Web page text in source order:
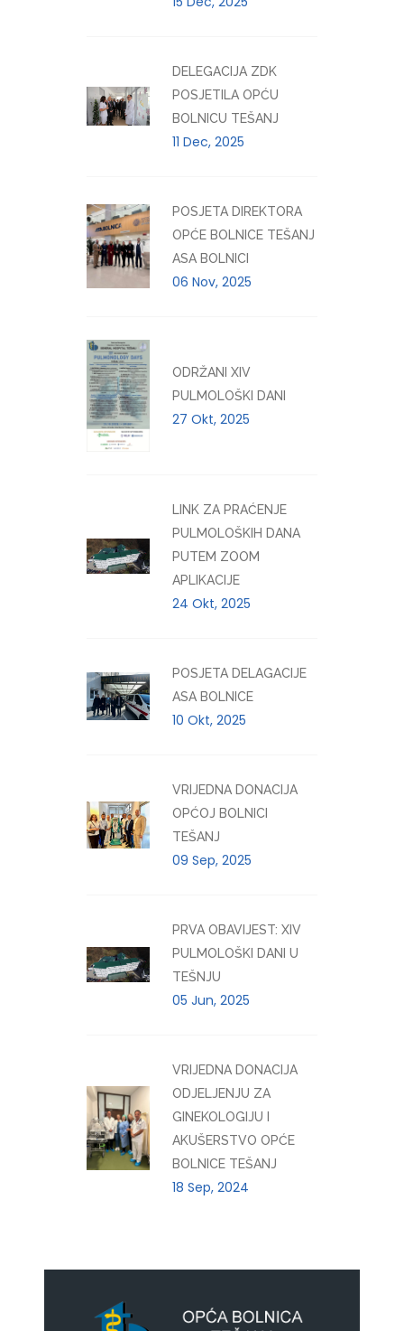
DELEGACIJA ZDK
POSJETILA OPĆU
BOLNICU TEŠANJ
11 Dec, 2025
POSJETA DIREKTORA
OPĆE BOLNICE TEŠANJ
ASA BOLNICI
06 Nov, 2025
ODRŽANI XIV
PULMOLOŠKI DANI
27 Okt, 2025
LINK ZA PRAĆENJE
PULMOLOŠKIH DANA
PUTEM ZOOM
APLIKACIJE
24 Okt, 2025
POSJETA DELAGACIJE
ASA BOLNICE
10 Okt, 2025
VRIJEDNA DONACIJA
OPĆOJ BOLNICI
TEŠANJ
09 Sep, 2025
PRVA OBAVIJEST: XIV
PULMOLOŠKI DANI U
TEŠNJU
05 Jun, 2025
VRIJEDNA DONACIJA
ODJELJENJU ZA
GINEKOLOGIJU I
AKUŠERSTVO OPĆE
BOLNICE TEŠANJ
18 Sep, 2024